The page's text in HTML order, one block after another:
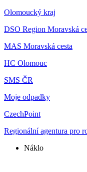
Olomoucký kraj
DSO Region Moravská
MAS Moravská cesta
HC Olomouc
SMS ČR
Moje odpadky
CzechPoint
Regionální agentura pro
Náklo